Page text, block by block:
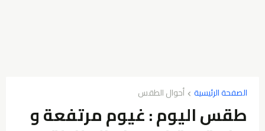
الصفحة الرئيسية أحوال الطقس
طقس اليوم : غيوم مرتفعة و